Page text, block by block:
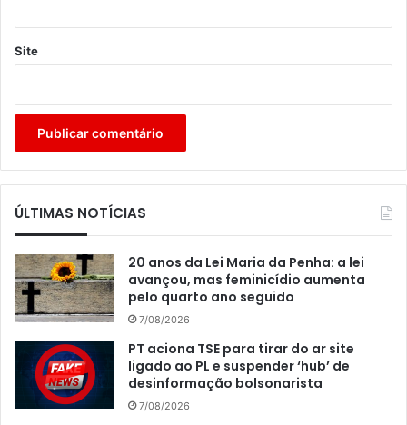
Site
ÚLTIMAS NOTÍCIAS
20 anos da Lei Maria da Penha: a lei
avançou, mas feminicídio aumenta
pelo quarto ano seguido
7/08/2026
PT aciona TSE para tirar do ar site
ligado ao PL e suspender ‘hub’ de
desinformação bolsonarista
7/08/2026